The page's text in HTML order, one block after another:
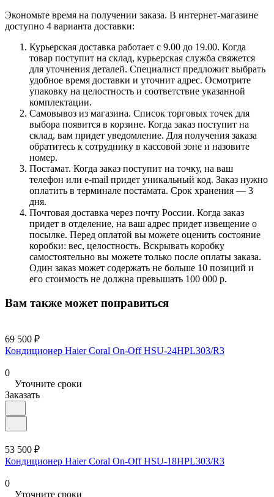
Экономьте время на получении заказа. В интернет-магазине
доступно 4 варианта доставки:
Курьерская доставка работает с 9.00 до 19.00. Когда
товар поступит на склад, курьерская служба свяжется
для уточнения деталей. Специалист предложит выбрать
удобное время доставки и уточнит адрес. Осмотрите
упаковку на целостность и соответствие указанной
комплектации.
Самовывоз из магазина. Список торговых точек для
выбора появится в корзине. Когда заказ поступит на
склад, вам придет уведомление. Для получения заказа
обратитесь к сотруднику в кассовой зоне и назовите
номер.
Постамат. Когда заказ поступит на точку, на ваш
телефон или e-mail придет уникальный код. Заказ нужно
оплатить в терминале постамата. Срок хранения — 3
дня.
Почтовая доставка через почту России. Когда заказ
придет в отделение, на ваш адрес придет извещение о
посылке. Перед оплатой вы можете оценить состояние
коробки: вес, целостность. Вскрывать коробку
самостоятельно вы можете только после оплаты заказа.
Один заказ может содержать не больше 10 позиций и
его стоимость не должна превышать 100 000 р.
Вам также может понравиться
69 500 ₽
Кондиционер Haier Coral On-Off HSU-24HPL303/R3
0
Уточните сроки
Заказать
53 500 ₽
Кондиционер Haier Coral On-Off HSU-18HPL303/R3
0
Уточните сроки